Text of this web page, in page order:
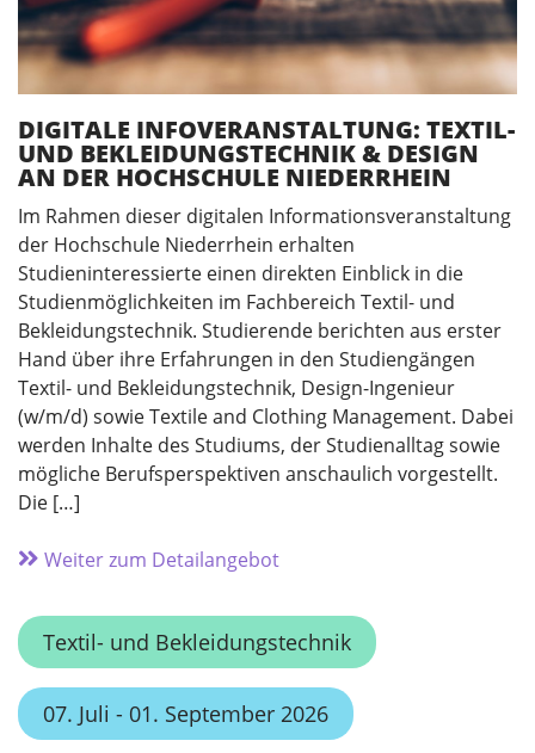
DIGITALE INFOVERANSTALTUNG: TEXTIL-
UND BEKLEIDUNGSTECHNIK & DESIGN
AN DER HOCHSCHULE NIEDERRHEIN
Im Rahmen dieser digitalen Informationsveranstaltung
der Hochschule Niederrhein erhalten
Studieninteressierte einen direkten Einblick in die
Studienmöglichkeiten im Fachbereich Textil- und
Bekleidungstechnik. Studierende berichten aus erster
Hand über ihre Erfahrungen in den Studiengängen
Textil- und Bekleidungstechnik, Design-Ingenieur
(w/m/d) sowie Textile and Clothing Management. Dabei
werden Inhalte des Studiums, der Studienalltag sowie
mögliche Berufsperspektiven anschaulich vorgestellt.
Die […]
Weiter zum Detailangebot
Textil- und Bekleidungstechnik
07. Juli - 01. September 2026